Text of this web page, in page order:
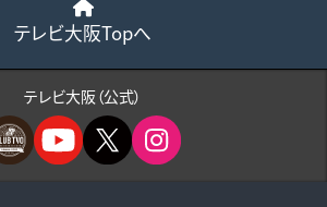
テレビ大阪Topへ
テレビ大阪（公式）